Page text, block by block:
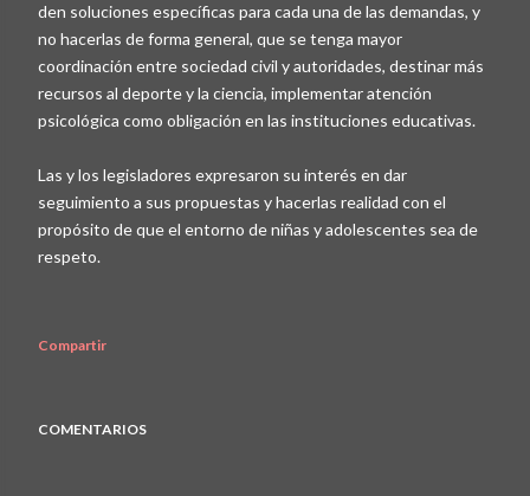
den soluciones específicas para cada una de las demandas, y
no hacerlas de forma general, que se tenga mayor
coordinación entre sociedad civil y autoridades, destinar más
recursos al deporte y la ciencia, implementar atención
psicológica como obligación en las instituciones educativas.
Las y los legisladores expresaron su interés en dar
seguimiento a sus propuestas y hacerlas realidad con el
propósito de que el entorno de niñas y adolescentes sea de
respeto.
Compartir
COMENTARIOS